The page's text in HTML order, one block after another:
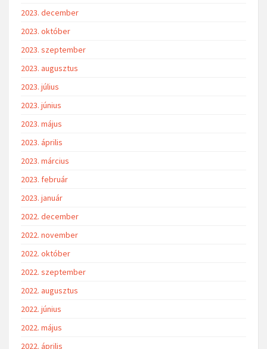
2023. december
2023. október
2023. szeptember
2023. augusztus
2023. július
2023. június
2023. május
2023. április
2023. március
2023. február
2023. január
2022. december
2022. november
2022. október
2022. szeptember
2022. augusztus
2022. június
2022. május
2022. április